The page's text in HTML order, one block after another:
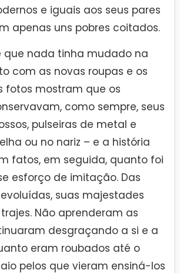
e iguais aos seus pares
apenas uns pobres coitados.
que nada tinha mudado na
com as novas roupas e os
fotos mostram que os
como sempre, seus
pulseiras de metal e
ou no nariz – e a história
fatos, em seguida, quanto foi
esforço de imitação. Das
suas majestades
Não aprenderam as
desgraçando a si e a
eram roubados até o
pelos que vieram ensiná-los